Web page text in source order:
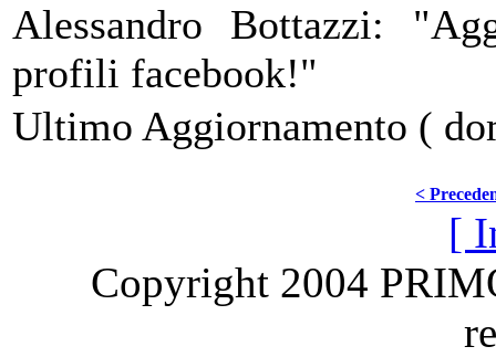
Alessandro Bottazzi:
profili facebook!"
Ultimo Aggiornamento (
<
[
Copyright 2004